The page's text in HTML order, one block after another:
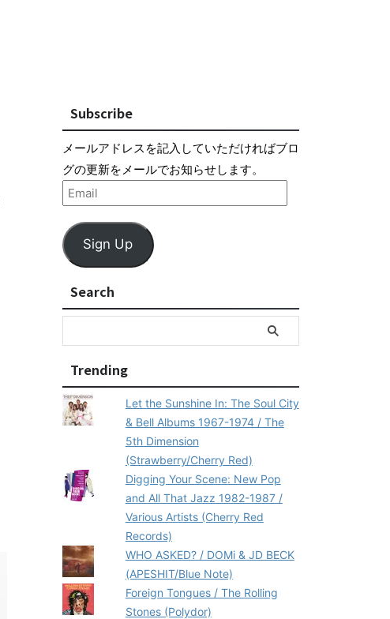
Subscribe
メールアドレスを記入していただければブロ
グの更新をメールでお知らせします。
Sign Up
Search
Trending
Let the Sunshine In: The Soul City
& Bell Albums 1967-1974 / The
5th Dimension
(Strawberry/Cherry Red)
Digging Your Scene: New Pop
and All That Jazz 1982-1987 /
Various Artists (Cherry Red
Records)
WHO ASKED? / DOMi & JD BECK
(APESHIT/Blue Note)
Foreign Tongues / The Rolling
Stones (Polydor)